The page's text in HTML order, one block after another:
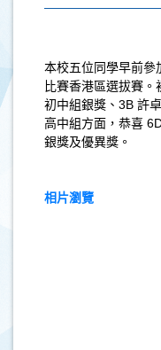
本校五位同學早前參
比賽香港區選拔賽
初中組銀獎、 3B 許
高中組方面，恭喜
銀獎及優異獎。
相片瀏覽